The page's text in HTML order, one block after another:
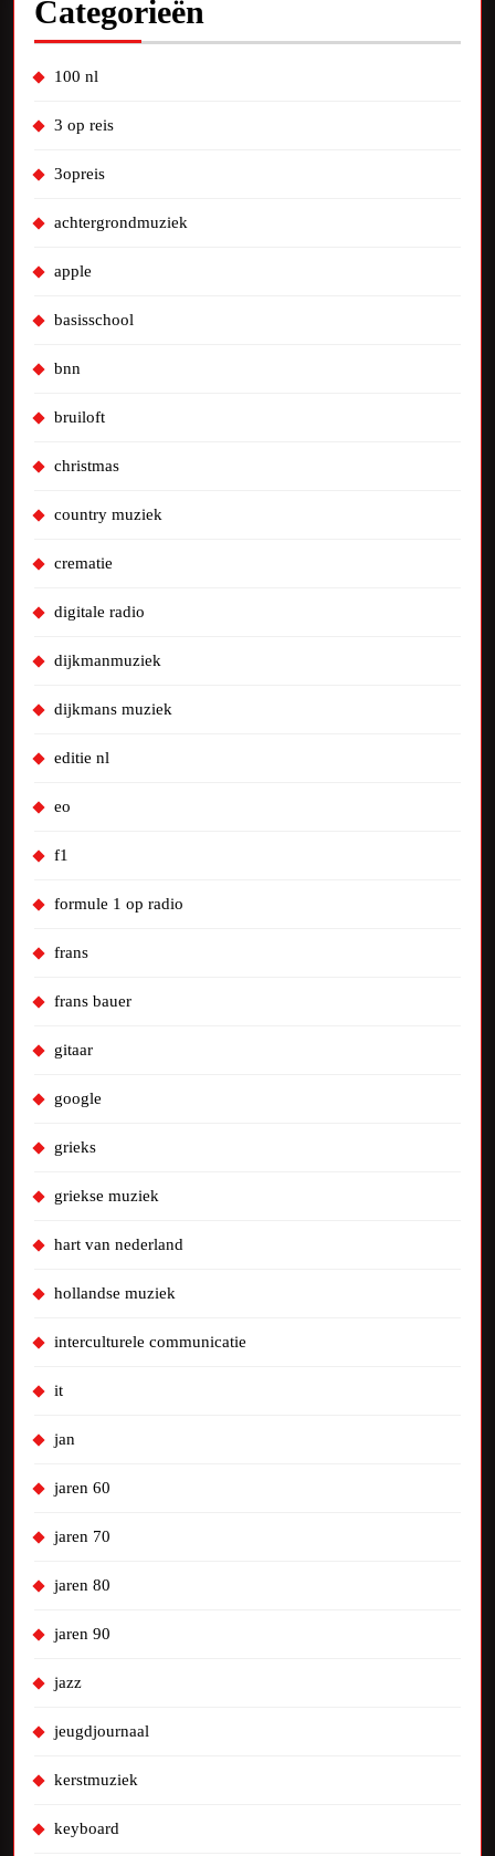
Categorieën
100 nl
3 op reis
3opreis
achtergrondmuziek
apple
basisschool
bnn
bruiloft
christmas
country muziek
crematie
digitale radio
dijkmanmuziek
dijkmans muziek
editie nl
eo
f1
formule 1 op radio
frans
frans bauer
gitaar
google
grieks
griekse muziek
hart van nederland
hollandse muziek
interculturele communicatie
it
jan
jaren 60
jaren 70
jaren 80
jaren 90
jazz
jeugdjournaal
kerstmuziek
keyboard